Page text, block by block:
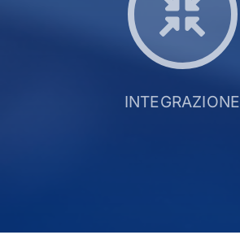
INTEGRAZIONE